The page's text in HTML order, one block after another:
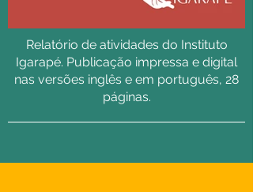
Relatório de atividades do Instituto
Igarapé. Publicação impressa e digital
nas versões inglês e em português, 28
páginas.